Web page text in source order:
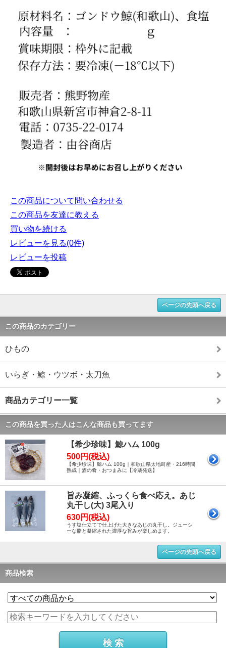
この商品について問い合わせる
この商品を友達に教える
買い物を続ける
レビューを見る(0件)
レビューを投稿
ページの先頭へ戻る
この商品のカテゴリー
ひもの
いらぎ・鯨・ウツボ・太刀魚
商品カテゴリー一覧
この商品を買った人はこんな商品も買ってます
【希少珍味】鯨ハム 100g
500円(税込)
【希少珍味】鯨ハム 100g｜和歌山県太地町産・216時間
熟成｜酒の肴・おつまみに【冷蔵発送】
旨み凝縮、ふっくら食べ応え。あじ
丸干し(大) 3尾入り
630円(税込)
うす塩仕立てで仕上げた大きなあじの丸干し。ジューシ
ーな脂と凝縮された濃厚な旨みが楽しめます。
ページの先頭へ戻る
商品検索